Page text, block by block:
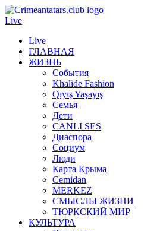
Live
Live
ГЛАВНАЯ
ЖИЗНЬ
События
Khalide Fashion
Qıyış Yaşayış
Семья
Дети
CANLI SES
Диаспора
Социум
Люди
Карта Крыма
Cemidan
МERKEZ
СМЫСЛЫ ЖИЗНИ
ТЮРКСКИЙ МИР
КУЛЬТУРА